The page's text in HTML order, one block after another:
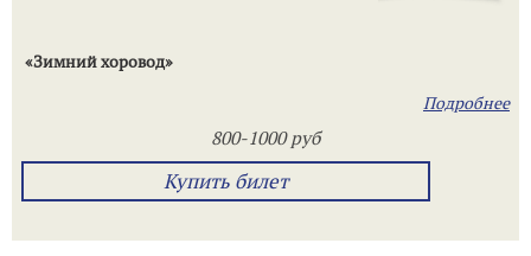
«Зимний хоровод»
Подробнее
800-1000 руб
Купить билет